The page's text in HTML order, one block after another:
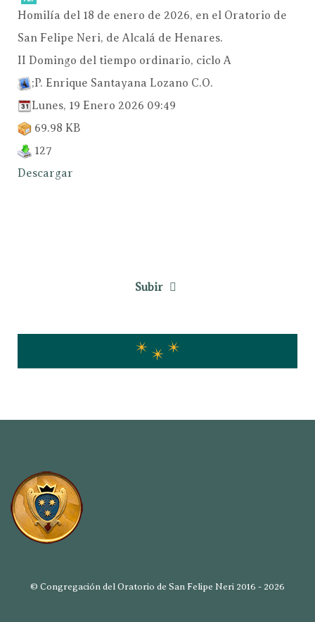
Homilía del 18 de enero de 2026, en el Oratorio de
San Felipe Neri, de Alcalá de Henares.
II Domingo del tiempo ordinario, ciclo A
;P. Enrique Santayana Lozano C.O.
Lunes, 19 Enero 2026 09:49
69.98 KB
127
Descargar
Subir
© Congregación del Oratorio de San Felipe Neri 2016 - 2026